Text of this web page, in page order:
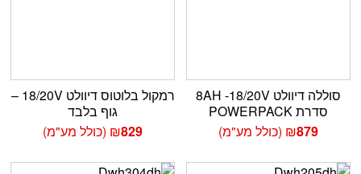
סוללה דיוולט 8AH -18/20V
סדרת POWERPACK
₪879 (כולל מע"מ)
רמקול בלוטוס דיוולט 18/20V –
גוף בלבד
₪829 (כולל מע"מ)